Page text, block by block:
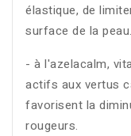
élastique, de
surface de la peau.
- à l'azelacalm,
actifs aux vertus
favorisent la
rougeurs.